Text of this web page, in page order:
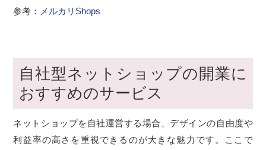
参考： メルカリShops
自社型ネットショップの開業に
おすすめのサービス
ネットショップを自社運営する場合、デザインの自由度や
利益率の高さを重視できるのが大きな魅力です。ここで